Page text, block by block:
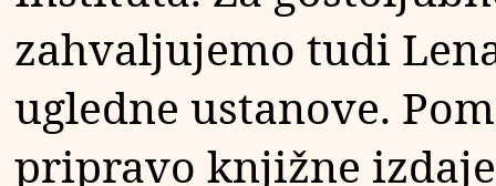
zahvaljujemo tudi
ugledne ustanove.
pripravo knjižne